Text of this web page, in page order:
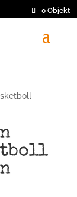
0 Objekt